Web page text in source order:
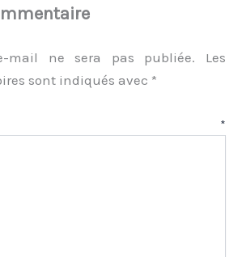
mail ne sera pas publiée.
Les
sont indiqués avec *
*